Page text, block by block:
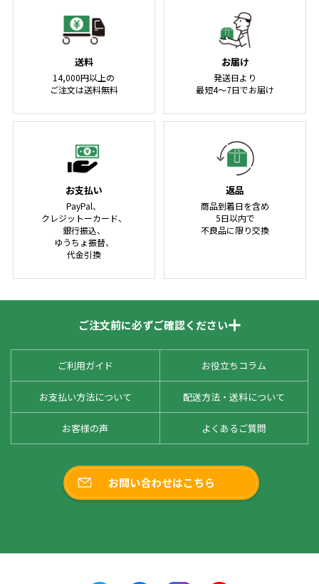
送料
14,000円以上の
ご注文は送料無料
お届け
発送日より
最短4～7日でお届け
お支払い
PayPal、
クレジットーカード、
銀行振込、
ゆうちょ振替、
代金引換
返品
商品到着日を含め
5日以内で
不良品に限り交換
ご注文前に必ずご確認ください
ご利用ガイド お役立ちコラム
お支払い方法について 配送方法・送料について
お客様の声 よくあるご質問
お問い合わせはこちら